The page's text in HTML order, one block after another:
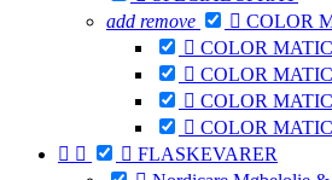
add remove  COLOR
 COLOR
 COLOR
 COLOR
 COLOR
   FLASKEVARER